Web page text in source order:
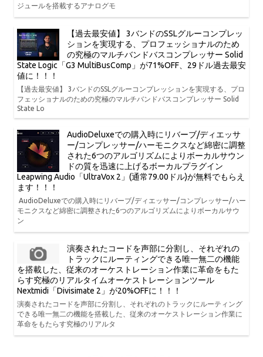
ジュールを搭載するアナログモ
【過去最安値】 3バンドのSSLグルーコンプレッ
ションを実現する、プロフェッショナルのため
の究極のマルチバンドバスコンプレッサー Solid
State Logic「G3 MultiBusComp」が71%OFF、29ドル過去最安
値に！！！
【過去最安値】 3バンドのSSLグルーコンプレッションを実現する、プロ
フェッショナルのための究極のマルチバンドバスコンプレッサー Solid
State Lo
AudioDeluxeでの購入時にリバーブ/ディエッサ
ー/コンプレッサー/ハーモニクスなど綿密に調整
された6つのアルゴリズムによりボーカルサウン
ドの質を迅速に上げるボーカルプラグイン
Leapwing Audio「UltraVox 2」(通常79.00ドル)が無料でもらえ
ます！！！
AudioDeluxeでの購入時にリバーブ/ディエッサー/コンプレッサー/ハー
モニクスなど綿密に調整された6つのアルゴリズムによりボーカルサウ
ン
演奏されたコードを声部に分割し、それぞれの
トラックにルーティングできる唯一無二の機能
を搭載した、従来のオーケストレーション作業に革命をもた
らす究極のリアルタイムオーケストレーションツール
Nextmidi「Divisimate 2」が20%OFFに！！！
演奏されたコードを声部に分割し、それぞれのトラックにルーティング
できる唯一無二の機能を搭載した、従来のオーケストレーション作業に
革命をもたらす究極のリアルタ